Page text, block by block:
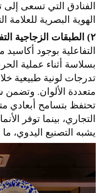
الفنادق التي تسعى
الهوية البصرية للعلامة
٢) الطبقات الزجاجية التفاعلية:
التفاعلية بوجود
بسلاسة أثناء عملية
تدرجات لونية طبيعية
متعددة الألوان.
تحتفظ بتسامح أبعادي
التجاري، بينما توفر
يشبه التصنيع اليدوي،